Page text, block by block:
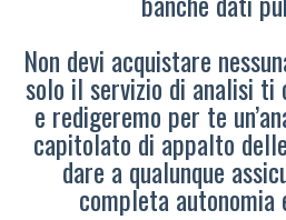
Non devi acquistare
solo il servizio di analisi ti
e redigeremo per te
capitolato di appalto
dare a qualunque
completa autonomia